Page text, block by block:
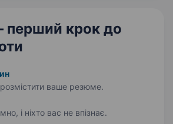
крок до
ваше резюме.
і ніхто вас не впізнає.